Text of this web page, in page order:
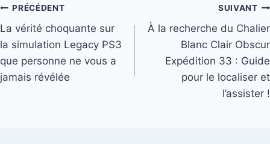
Navigation
de
l’article
PRÉCÉDENT
La vérité choquante sur
la simulation Legacy PS3
que personne ne vous a
jamais révélée
SUIVANT
À la recherche du Chalier
Blanc Clair Obscur
Expédition 33 : Guide
pour le localiser et
l’assister !